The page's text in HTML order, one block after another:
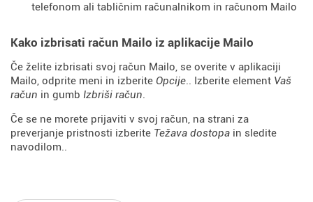
telefonom ali tabličnim računalnikom in računom Mailo
Kako izbrisati račun Mailo iz aplikacije Mailo
Če želite izbrisati svoj račun Mailo, se overite v aplikaciji
Mailo, odprite meni in izberite Opcije.. Izberite element Vaš
račun in gumb Izbriši račun.
Če se ne morete prijaviti v svoj račun, na strani za
preverjanje pristnosti izberite Težava dostopa in sledite
navodilom..